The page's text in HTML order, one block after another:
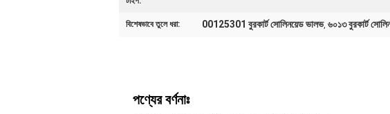
বিশেষভাবে তুলে ধরা: 00125301 বুরকার্ট সোলিনয়েড ভালভ, ৬০১৩ বুরকার্ট
পণ্যের বর্ণনাঃ